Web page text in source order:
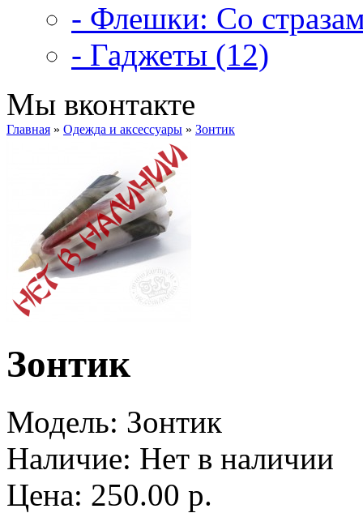
- Флешки: Со
- Гаджеты (12)
Мы вконтакте
Главная » Одежда и аксессуары » Зонтик
Зонтик
Модель: Зонтик
Наличие: Нет в наличии
Цена: 250.00 р.